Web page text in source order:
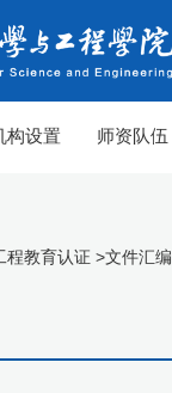
构设置 师资队伍
程教育认证 >文件汇编